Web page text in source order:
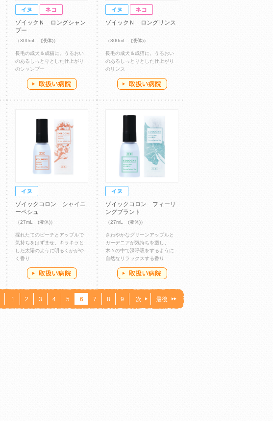
ゾイックＮ ロングシャン
プー
（300mL (液体)）
長毛の成犬＆成猫に。うるおい
のあるしっとりとした仕上がり
のシャンプー
ゾイックＮ ロングリンス
（300mL (液体)）
長毛の成犬＆成猫に。うるおい
のあるしっとりとした仕上がり
のリンス
ゾイックコロン シャイニ
ーペシュ
（27mL (液体)）
採れたてのピーチとアップルで
気持ちをはずませ、キラキラと
した太陽のように明るくかがや
く香り
ゾイックコロン フィーリ
ングプラント
（27mL (液体)）
さわやかなグリーンアップルと
ガーデニアが気持ちを癒し、
木々の中で深呼吸をするように
自然なリラックスする香り
1 2 3 4 5 6 7 8 9 次 最後